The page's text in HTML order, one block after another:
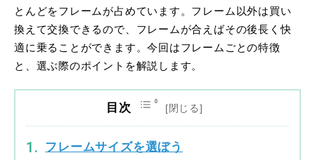
とんどをフレームが占めています。フレーム以外は買い
換えて交換できるので、フレームが合えばその後長く快
適に乗ることができます。今回はフレームごとの特徴
と、選ぶ際のポイントを解説します。
目次
フレームサイズを選ぼう